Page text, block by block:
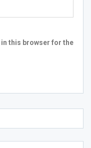
in this browser for the